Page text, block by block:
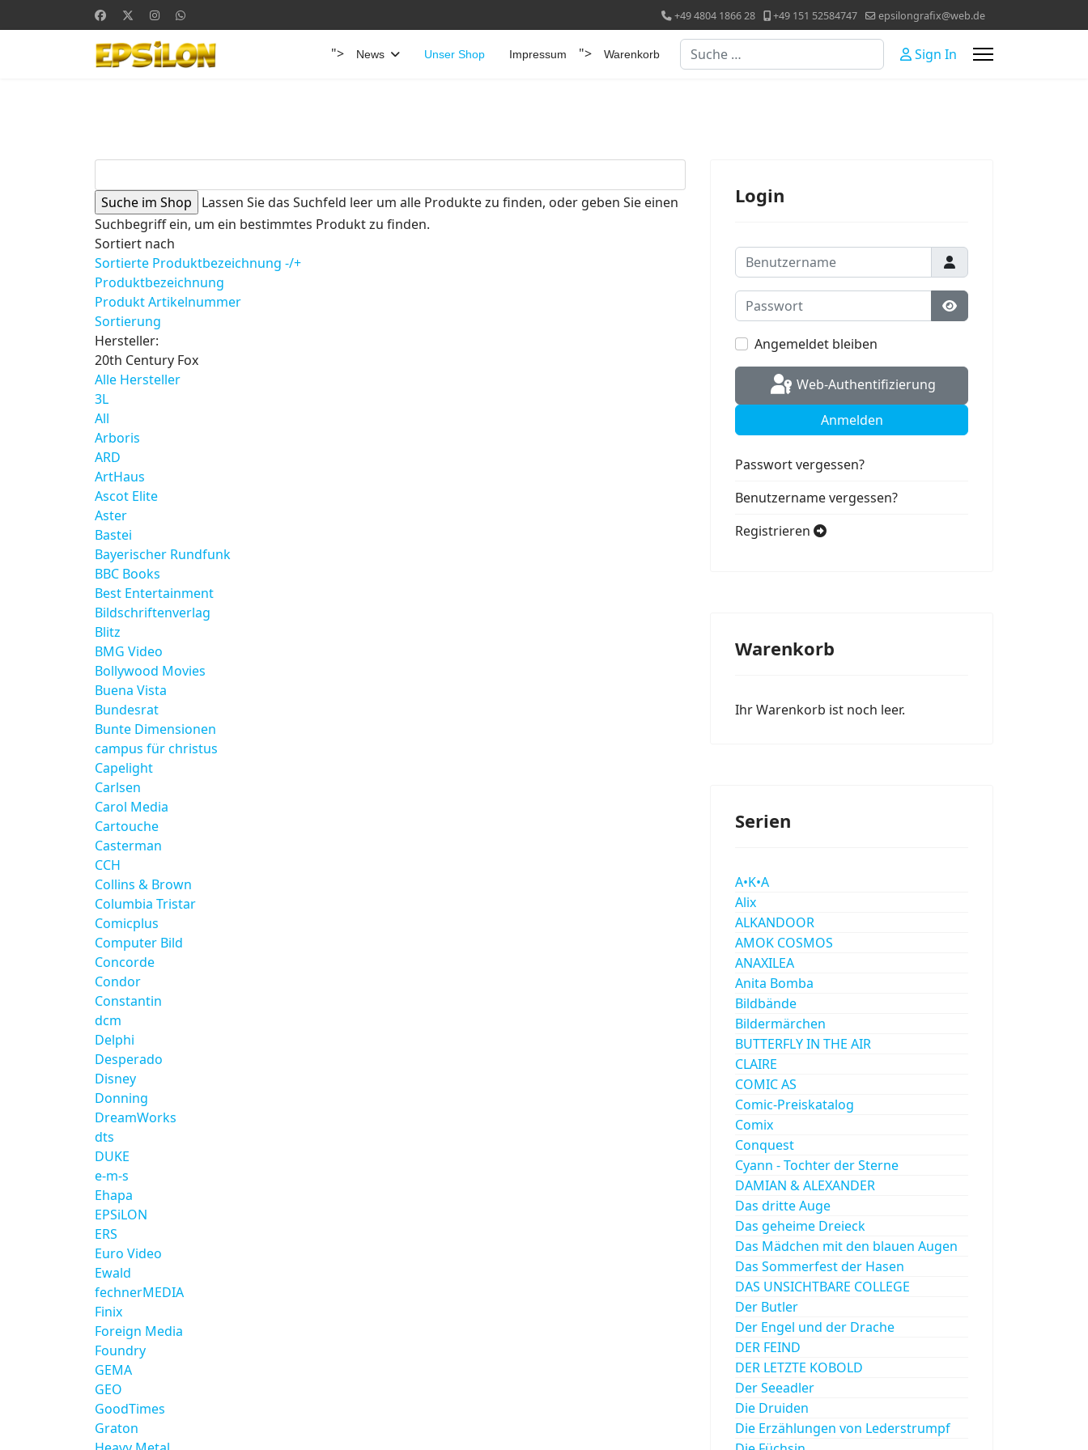
+49 4804 1866 28 +49 151 52584747 epsilongrafix@web.de
"> News Unser Shop Impressum "> Warenkorb Suchen Sign In
Lassen Sie das Suchfeld leer um alle Produkte zu finden, oder geben Sie einen
Suchbegriff ein, um ein bestimmtes Produkt zu finden.
Sortiert nach
Sortierte Produktbezeichnung -/+
Produktbezeichnung
Produkt Artikelnummer
Sortierung
Hersteller:
20th Century Fox
Alle Hersteller
3L
All
Arboris
ARD
ArtHaus
Ascot Elite
Aster
Bastei
Bayerischer Rundfunk
BBC Books
Best Entertainment
Bildschriftenverlag
Blitz
BMG Video
Bollywood Movies
Buena Vista
Bundesrat
Bunte Dimensionen
campus für christus
Capelight
Carlsen
Carol Media
Cartouche
Casterman
CCH
Collins & Brown
Columbia Tristar
Comicplus
Computer Bild
Concorde
Condor
Constantin
dcm
Delphi
Desperado
Disney
Donning
DreamWorks
dts
DUKE
e-m-s
Ehapa
EPSiLON
ERS
Euro Video
Ewald
fechnerMEDIA
Finix
Foreign Media
Foundry
GEMA
GEO
GoodTimes
Graton
Login
Benutzername
Passwort
Passwort anzeigen
Angemeldet bleiben
Web-Authentifizierung
Anmelden
Passwort vergessen?
Benutzername vergessen?
Registrieren
Warenkorb
Ihr Warenkorb ist noch leer.
Serien
A•K•A
Alix
ALKANDOOR
AMOK COSMOS
ANAXILEA
Anita Bomba
Bildbände
Bildermärchen
BUTTERFLY IN THE AIR
CLAIRE
COMIC AS
Comic-Preiskatalog
Comix
Conquest
Cyann - Tochter der Sterne
DAMIAN & ALEXANDER
Das dritte Auge
Das geheime Dreieck
Das Mädchen mit den blauen Augen
Das Sommerfest der Hasen
DAS UNSICHTBARE COLLEGE
Der Butler
Der Engel und der Drache
DER FEIND
DER LETZTE KOBOLD
Der Seeadler
Die Druiden
Die Erzählungen von Lederstrumpf